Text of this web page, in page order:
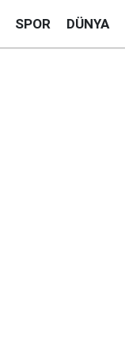
SPOR DÜNYA